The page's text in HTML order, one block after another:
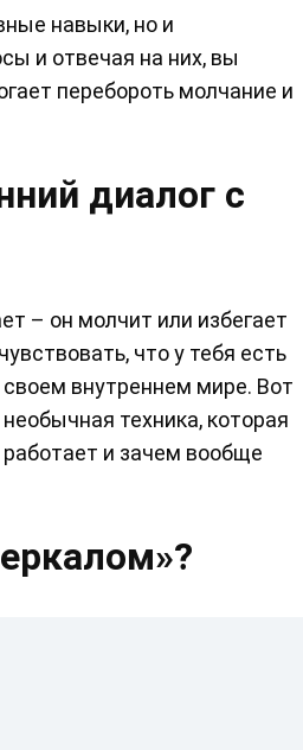
навыки, но и
и отвечая на них, вы
перебороть молчание и
диалог с
– он молчит или избегает
что у тебя есть
своем внутреннем мире. Вот
техника, которая
и зачем вообще